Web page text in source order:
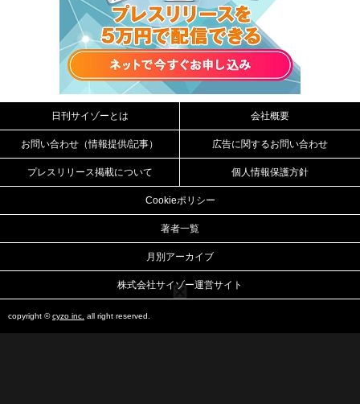
日刊サイゾーとは 会社概要
お問い合わせ（情報提供/記事） 広告に関するお問い合わせ
プレスリリース掲載について 個人情報保護方針
Cookieポリシー
著者一覧
月別アーカイブ
株式会社サイゾー運営サイト
copyright ©cyzo inc. all right reserved.